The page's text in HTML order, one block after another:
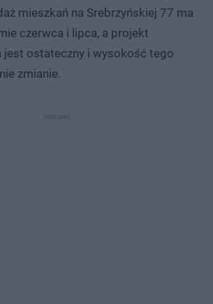
mieszkań na Srebrzyńskiej 77 ma
czerwca i lipca, a projekt
jest ostateczny i wysokość tego
zmianie.